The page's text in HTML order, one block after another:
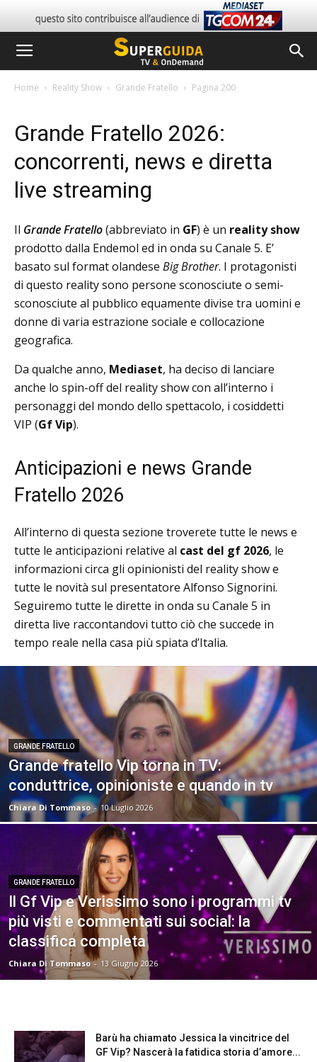
Home Reality Show Grande Fratello Pagina 200
Grande Fratello 2026:
concorrenti, news e diretta
live streaming
Il Grande Fratello(abbreviato in GF) è un reality show
prodotto dalla Endemol ed in onda su Canale 5. E’
basato sul format olandese Big Brother. I protagonisti
di questo reality sono persone sconosciute o semi-
sconosciute al pubblico equamente divise tra uomini e
donne di varia estrazione sociale e collocazione
geografica.
Da qualche anno, Mediaset, ha deciso di lanciare
anche lo spin-off del reality show con all’interno i
personaggi del mondo dello spettacolo, i cosiddetti
VIP (Gf Vip).
Anticipazioni e news Grande
Fratello 2026
All’interno di questa sezione troverete tutte le news e
tutte le anticipazioni relative al cast del gf 2026, le
informazioni circa gli opinionisti del reality show e
tutte le novità sul presentatore Alfonso Signorini.
Seguiremo tutte le dirette in onda su Canale 5 in
diretta live raccontandovi tutto ciò che succede in
tempo reale nella casa più spiata d’Italia.
GRANDE FRATELLO
Grande fratello Vip torna in TV:
conduttrice, opinioniste e quando in tv
Chiara Di Tommaso - 10 Luglio 2026
GRANDE FRATELLO
Il Gf Vip e Verissimo sono i programmi tv
più visti e commentati sui social: la
classifica completa
Chiara Di Tommaso - 13 Giugno 2026
Barù ha chiamato Jessica la vincitrice del
GF Vip? Nascerà la fatidica storia d’amore...